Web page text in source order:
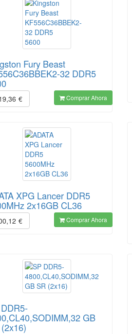
Fury Beast
32 DDR5
€ Comprar Ahora
XPG Lancer DDR5
2x16GB CL36
€ Comprar Ahora
GB